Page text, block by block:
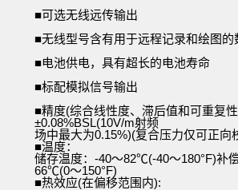
■可选无线远传输出
■无线型号含有用于远程记录和绘图的
■电池供电，具有超长的电池寿命
■标配模拟信号输出
■精度(综合线性度、滞后值和可重复
±0.08%BSL(10V/m射频
场中最大为0.15%)(复合压力仅可正向
■温度：
储存温度： -40～82℃(-40～180°F)补
66℃(0～150°F)
■热效应(在偏移范围内):